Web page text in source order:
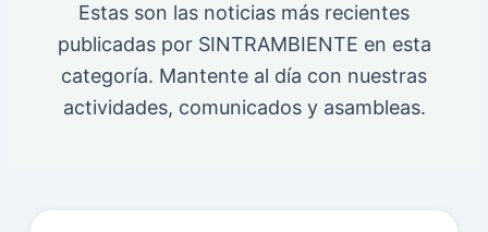
Estas son las noticias más recientes
publicadas por SINTRAMBIENTE en esta
categoría. Mantente al día con nuestras
actividades, comunicados y asambleas.